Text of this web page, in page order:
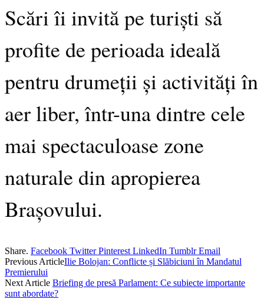
Scări îi invită pe turiști să
profite de perioada ideală
pentru drumeții și activități în
aer liber, într-una dintre cele
mai spectaculoase zone
naturale din apropierea
Brașovului.
Share. Facebook Twitter Pinterest LinkedIn Tumblr Email
Previous ArticleIlie Bolojan: Conflicte și Slăbiciuni în Mandatul
Premierului
Next Article Briefing de presă Parlament: Ce subiecte importante
sunt abordate?